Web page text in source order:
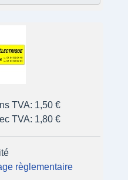
TVA: 1,50 €
TVA: 1,80 €
règlementaire